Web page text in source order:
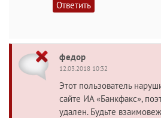
Ответить
федор
12.03.2018 10:32
Этот пользователь
сайте ИА «Банкфакс»,
удален. Будьте